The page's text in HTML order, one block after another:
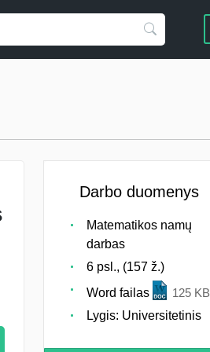
Darbo duomenys
Matematikos namų
darbas
6 psl., (157 ž.)
Word failas
125 KB
Lygis: Universitetinis